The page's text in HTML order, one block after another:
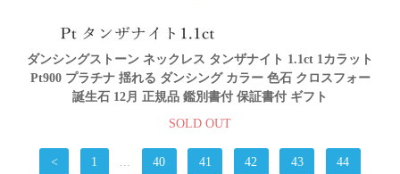
ダンシングストーン ネックレス タンザナイト 1.1ct 1カラット
Pt900 プラチナ 揺れる ダンシング カラー 色石 クロスフォー
誕生石 12月 正規品 鑑別書付 保証書付 ギフト
SOLD OUT
< 1 ... 40 41 42 43 44